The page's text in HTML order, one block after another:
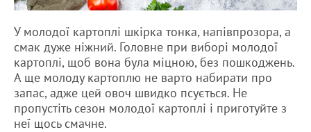
У молодої картоплі шкірка тонка, напівпрозора, а
смак дуже ніжний. Головне при виборі молодої
картоплі, щоб вона була міцною, без пошкоджень.
А ще молоду картоплю не варто набирати про
запас, адже цей овоч швидко псується. Не
пропустіть сезон молодої картоплі і приготуйте з
неї щось смачне.